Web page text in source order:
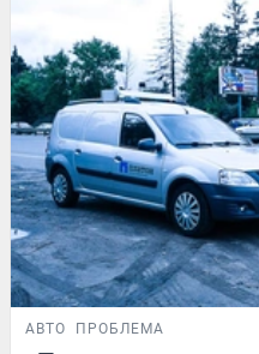
АВТО ПРОБЛЕМА